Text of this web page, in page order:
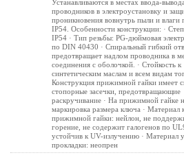
Устанавливаются в местах ввода-вывода
проводников в электроустановку и
проникновения вовнутрь пыли и влаги
IP54. Особенности конструкции: ·
IP54 · Тип резьбы: PG-дюймовая
по DIN 40430 · Спиральный гибкий
предотвращает надлом проводника в
соединения с оболочкой. · Стойкость к
синтетическим маслам и всем видам
Конструкция прижимной гайки имеет
стопорные засечки, предотвращающие
раскручивание · На прижимной гайке
маркировка размера ключа · Материал
прижимной гайки: нейлон, не
горение, не содержит галогенов по
устойчив к UV-излучению · Материал
прокладки: неопрен